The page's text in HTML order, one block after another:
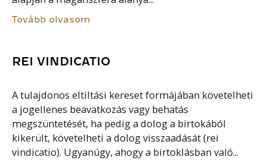
Tovább olvasom
REI VINDICATIO
A tulajdonos eltiltási kereset formájában követelheti
a jogellenes beavatkozás vagy behatás
megszüntetését, ha pedig a dolog a birtokából
kikerült, követelheti a dolog visszaadását (rei
vindicatio). Ugyanúgy, ahogy a birtoklásban való...